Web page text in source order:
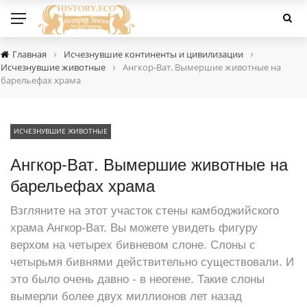
Главная › Исчезнувшие континенты и цивилизации ›
Исчезнувшие животные ›
Ангкор-Ват. Вымершие животные на
барельефах храма
ИСЧЕЗНУВШИЕ ЖИВОТНЫЕ
Ангкор-Ват. Вымершие животные на
барельефах храма
Взгляните на этот участок стены камбоджийского
храма Ангкор-Ват. Вы можете увидеть фигуру
верхом на четырех бивневом слоне. Слоны с
четырьмя бивнями действительно существовали. И
это было очень давно - в неогене. Такие слоны
вымерли более двух миллионов лет назад